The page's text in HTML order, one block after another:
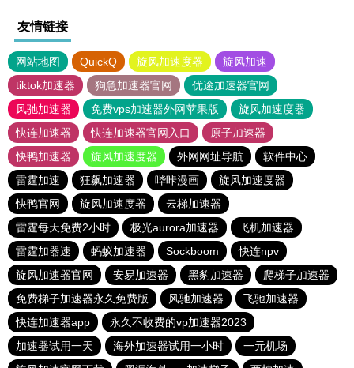
友情链接
网站地图 QuickQ 旋风加速度器
旋风加速
tiktok加速器
狗急加速器官网
优途加速器官网
风驰加速器
免费vps加速器外网苹果版
旋风加速度器
快连加速器
快连加速器官网入口
原子加速器
快鸭加速器
旋风加速度器 外网网址导航
软件中心
雷霆加速
狂飙加速器 哔咔漫画
旋风加速度器
快鸭官网
旋风加速度器
云梯加速器
雷霆每天免费2小时
极光aurora加速器
飞机加速器
雷霆加器速
蚂蚁加速器 Sockboom
快连npv
旋风加速器官网
安易加速器 黑豹加速器
爬梯子加速器
免费梯子加速器永久免费版
风驰加速器
飞驰加速器
快连加速器app
永久不收费的vp加速器2023
加速器试用一天
海外加速器试用一小时
一元机场